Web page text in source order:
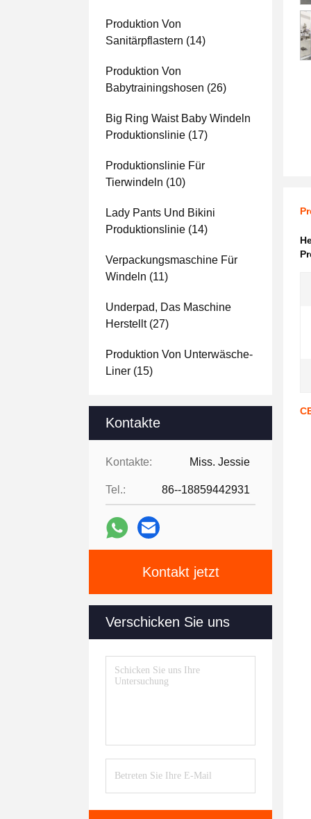
Produktion Von
Sanitärpflastern (14)
Produktion Von
Babytrainingshosen (26)
Big Ring Waist Baby Windeln
Produktionslinie (17)
Produktionslinie Für
Tierwindeln (10)
Lady Pants Und Bikini
Produktionslinie (14)
Verpackungsmaschine Für
Windeln (11)
Underpad, Das Maschine
Herstellt(27)
Produktion Von Unterwäsche-
Liner (15)
Kontakte
Kontakte: Miss. Jessie
Tel.: 86--18859442931
Kontakt jetzt
Verschicken Sie uns